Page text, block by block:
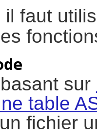
il faut
sur
table
fichier